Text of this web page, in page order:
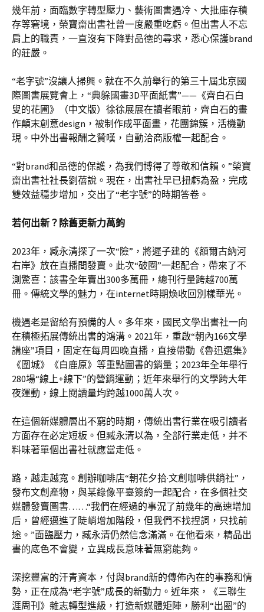
幾年前，面臨數字轉型壓力、藝術圖書遇冷、大批庫存積
存等窘境，榮寶齋出書社曾一度嚴重吃虧。但出書人不忘
肩上的職責，一直沒有下降對品德的尋求，悉心保護brand
的莊嚴。
“老字號”沒讓人掃興。就在不久前舉行的第三十屆北京國
際圖書展覽會上，“典躲國畫3D平面紙書”——《齊白石白
叟的花圃》（中文版）徐徐展展在讀者眼前，齊白石的畫
作顛末創意design，被制作成平面畫，花團錦簇，活機動
現。中外出書報酬之贊嘆，自動洽商版權一起配合。
“對brand和品德的保護，為我們博得了尊敬和信賴。”榮寶
齋出書社社長劉蓓說。現在，出書社早已扭虧為盈，完成
雙效益穩步增加，交出了“老字號”的時期答卷。
若何出新？除舊更新力萬鈞
2023年，臧永清探了一次“險”，將遲子建的《額爾古納河
右岸》放在直播間發賣。此次“破圈”一起配合，帶來了不
測驚喜：該書全年賣出300多萬冊，總刊行量跨越700萬
冊。傳統文學的魅力，在internet時期煥收回別樣華光。
機遇老是留給有預備的人。多年來，國民文學出書社一向
在積極拓展傳統出書的鴻溝。2021年，重啟“朝內166文學
講座”項目，固定在每周四晚直播，直接帶動《魯迅選集》
《圍城》《白鹿原》等重點圖書的銷量；2023年全年舉行
280場“線上+線下”的營銷運動；近年來舉行的文學跨大年
夜運動，線上閱讀量均跨越1000萬人次。
在這個新媒體層出不窮的時期，傳統出書行業在吸引讀者
方面存在必定短板。但臧永清以為，全部行業走低，并不
料味著單個出書社就應當走低。
路，越走越寬。創辦咖啡店“朝花夕拾·文創咖啡供銷社”，
發布文創產物，與某錄像平臺簽約一起配合，在多個社交
媒體發賣圖書……“我們在經過的事況了前幾年的高速增加
后，曾經邁進了陡峭增加階段，但我們不找捏詞，只找前
途。”面臨壓力，臧永清仍然信念滿滿。在他看來，精品出
書的底色不會變，立異成長意味著無窮能夠。
深挖豐富的汗青資本，付與brand新的傳佈內在的事務和情
勢，正在成為“老字號”成長的新動力。近年來，《三聯生
涯周刊》雜志轉型進級，打造新媒體矩陣，勝利“出圈”的